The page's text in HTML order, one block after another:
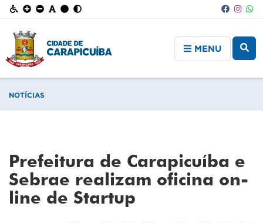
MENU
NOTÍCIAS
Prefeitura de Carapicuíba e
Sebrae realizam oficina on-
line de Startup